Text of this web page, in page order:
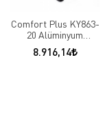
Comfort Plus KY863-
20 Alüminyum
Tekerlekli Sandalye
8.916,14